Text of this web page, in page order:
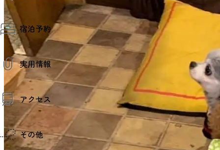
季節のイベント
プロスポーツチーム・プロオーケストラ
仙台の銘品
仙台夜時間
宿泊施設
仙台観光マップ
仙台旅先体験コレクション
体験プログラム検索（予約）
体験事業者からのお知らせ
体験トピックス
体験事業者
宿泊予約
宿泊予約
実用情報
観光案内
お役立ち情報
観光アプリ
仙台観光マップ
アクセス
仙台までの経路検索
市内の交通情報
お得なチケット
その他